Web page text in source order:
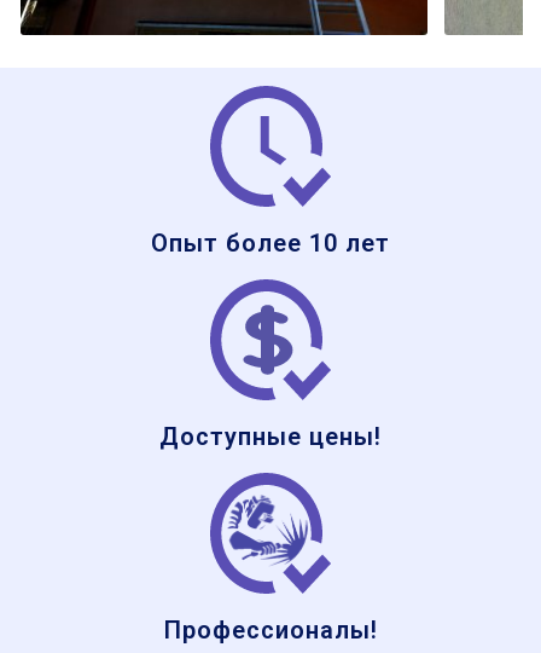
Опыт более 10 лет
Доступные цены!
Профессионалы!